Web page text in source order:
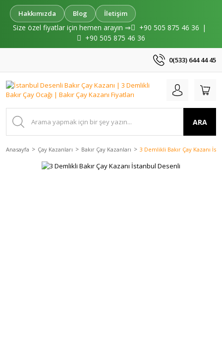
Hakkımızda Blog İletişim
Size özel fiyatlar için hemen arayın ⇒ +90 505 875 46 36 |
+90 505 875 46 36
0(533) 644 44 45
ARA
Anasayfa Çay Kazanları Bakır Çay Kazanları 3 Demlikli Bakır Çay Kazanı